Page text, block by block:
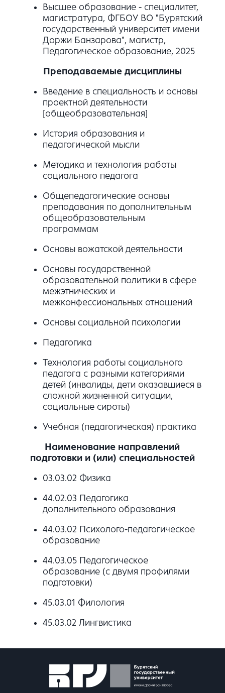
Высшее образование - специалитет,
магистратура, ФГБОУ ВО "Бурятский
государственный университет имени
Доржи Банзарова", магистр,
Педагогическое образование, 2025
Преподаваемые дисциплины
Введение в специальность и основы
проектной деятельности
[общеобразовательная]
История образования и
педагогической мысли
Методика и технология работы
социального педагога
Общепедагогические основы
преподавания по дополнительным
общеобразовательным
программам
Основы вожатской деятельности
Основы государственной
образовательной политики в сфере
межэтнических и
межконфессиональных отношений
Основы социальной психологии
Педагогика
Технология работы социального
педагога с разными категориями
детей (инвалиды, дети оказавшиеся в
сложной жизненной ситуации,
социальные сироты)
Учебная (педагогическая) практика
Наименование направлений
подготовки и (или) специальностей
03.03.02 Физика
44.02.03 Педагогика
дополнительного образования
44.03.02 Психолого-педагогическое
образование
44.03.05 Педагогическое
образование (с двумя профилями
подготовки)
45.03.01 Филология
45.03.02 Лингвистика